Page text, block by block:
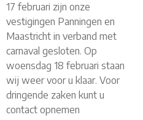
17 februari zijn onze
vestigingen Panningen en
Maastricht in verband met
carnaval gesloten. Op
woensdag 18 februari staan
wij weer voor u klaar. Voor
dringende zaken kunt u
contact opnemen